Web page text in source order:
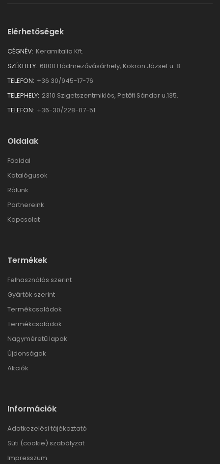
Elérhetőségek
CÉGNÉV: Keramitalia Kft.
SZÉKHELY: 6800 Hódmezővásárhely, Kokron József u. 8.
TELEFON: +36 30/945-17-76
TELEPHELY: 2310 Szigetszentmiklós, Petőfi Sándor u.135.
TELEFON: +36-30/228-07-51
Oldalak
Főoldal
Katalógusok
Rólunk
Partnereink
Kapcsolat
Termékek
Felhasználás szerint
Gyártók szerint
Termékcsaládok
Termékcsaládok
Nagyméretű lapok
Újdonságok
Akciók
Információk
Adatkezelési tájékoztató
Süti (cookie) szabályzat
Impresszum